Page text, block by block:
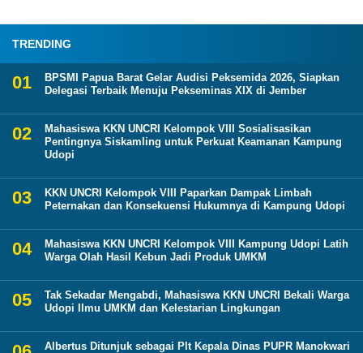
TRENDING
BPSMI Papua Barat Gelar Audisi Peksemida 2026, Siapkan
Delegasi Terbaik Menuju Pekseminas XIX di Jember
Mahasiswa KKN UNCRI Kelompok VIII Sosialisasikan
Pentingnya Siskamling untuk Perkuat Keamanan Kampung
Udopi
KKN UNCRI Kelompok VIII Paparkan Dampak Limbah
Peternakan dan Konsekuensi Hukumnya di Kampung Udopi
Mahasiswa KKN UNCRI Kelompok VIII Kampung Udopi Latih
Warga Olah Hasil Kebun Jadi Produk UMKM
Tak Sekadar Mengabdi, Mahasiswa KKN UNCRI Bekali Warga
Udopi Ilmu UMKM dan Kelestarian Lingkungan
Albertus Ditunjuk sebagai Plt Kepala Dinas PUPR Manokwari